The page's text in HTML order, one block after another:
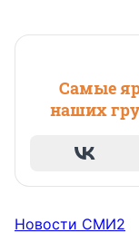
Самые
наших
Новости СМИ2